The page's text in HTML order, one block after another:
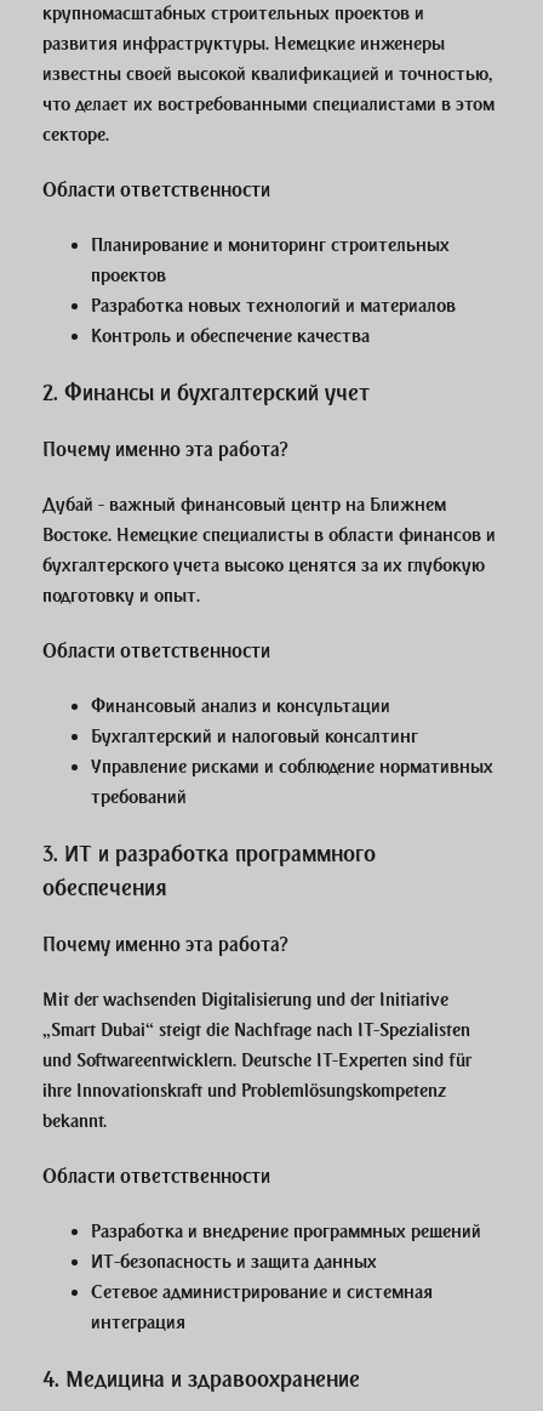
крупномасштабных строительных проектов и
развития инфраструктуры. Немецкие инженеры
известны своей высокой квалификацией и точностью,
что делает их востребованными специалистами в этом
секторе.
Области ответственности
Планирование и мониторинг строительных
проектов
Разработка новых технологий и материалов
Контроль и обеспечение качества
2. Финансы и бухгалтерский учет
Почему именно эта работа?
Дубай - важный финансовый центр на Ближнем
Востоке. Немецкие специалисты в области финансов и
бухгалтерского учета высоко ценятся за их глубокую
подготовку и опыт.
Области ответственности
Финансовый анализ и консультации
Бухгалтерский и налоговый консалтинг
Управление рисками и соблюдение нормативных
требований
3. ИТ и разработка программного
обеспечения
Почему именно эта работа?
Mit der wachsenden Digitalisierung und der Initiative
„Smart Dubai“ steigt die Nachfrage nach IT-Spezialisten
und Softwareentwicklern. Deutsche IT-Experten sind für
ihre Innovationskraft und Problemlösungskompetenz
bekannt.
Области ответственности
Разработка и внедрение программных решений
ИТ-безопасность и защита данных
Сетевое администрирование и системная
интеграция
4. Медицина и здравоохранение